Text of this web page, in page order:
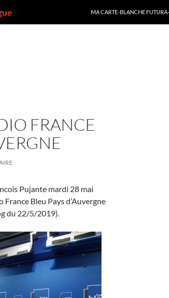
MA CARTE-BLANCHE
FRANCE
Pujante mardi 28 mai
Bleu Pays d’Auvergne
du 22/5/2019).